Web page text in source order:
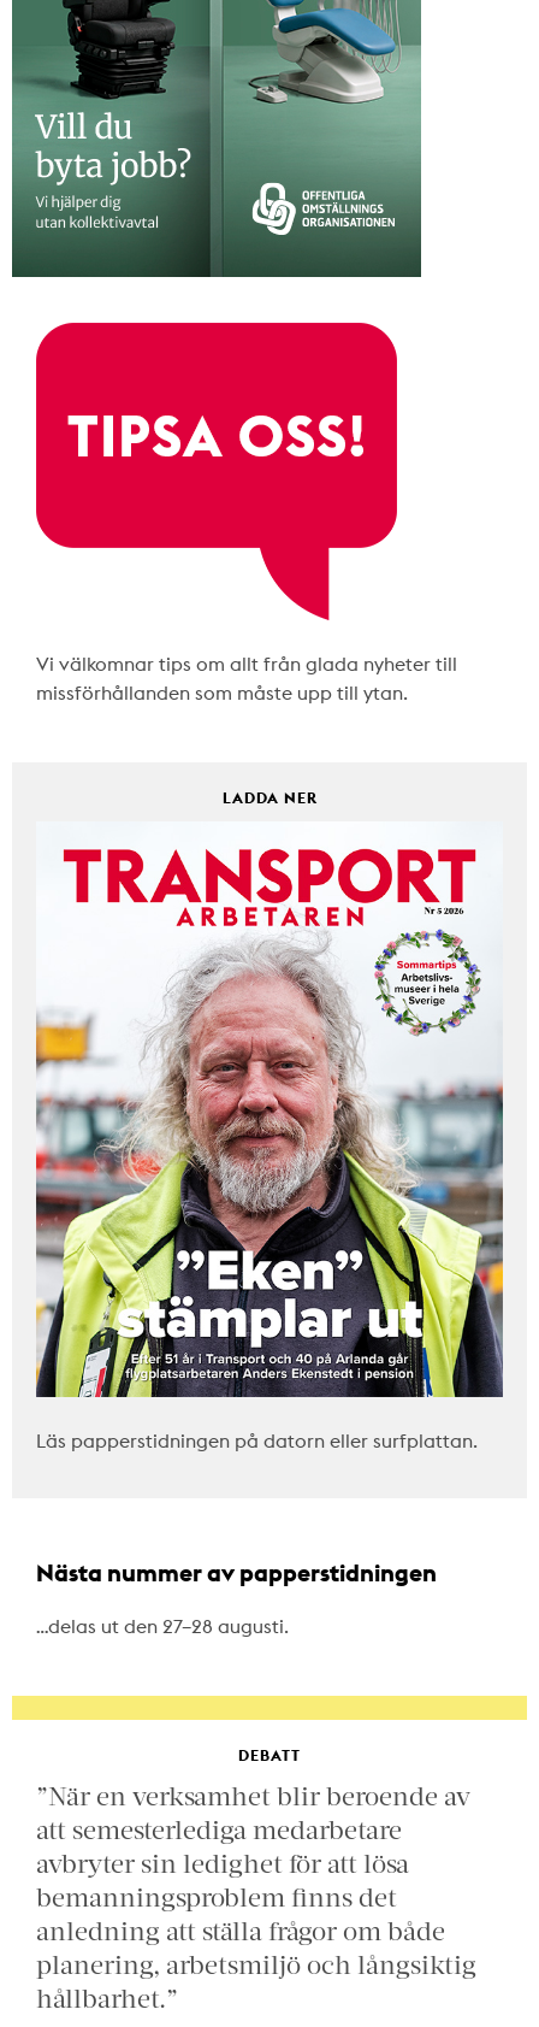
Vi välkomnar tips om allt från glada nyheter till
missförhållanden som måste upp till ytan.
LADDA NER
Läs papperstidningen på datorn eller surfplattan.
Nästa nummer av papperstidningen
…delas ut den 27–28 augusti.
DEBATT
”När en verksamhet blir beroende av
att semesterlediga medarbetare
avbryter sin ledighet för att lösa
bemanningsproblem finns det
anledning att ställa frågor om både
planering, arbetsmiljö och långsiktig
hållbarhet.”